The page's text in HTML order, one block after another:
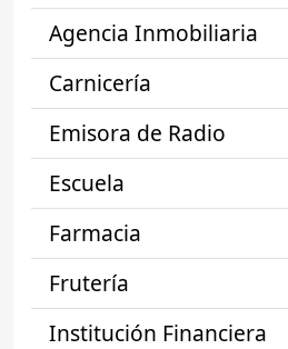
Agencia Inmobiliaria
Carnicería
Emisora de Radio
Escuela
Farmacia
Frutería
Institución Financiera